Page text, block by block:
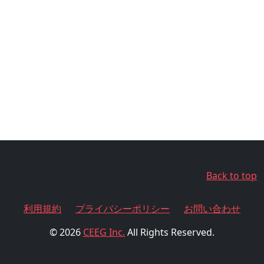
Back to top
利用規約 プライバシーポリシー
お問い合わせ
© 2026 CEEG Inc. All Rights Reserved.